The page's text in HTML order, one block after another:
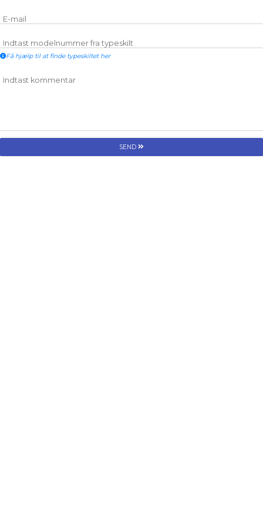
E-mail
Indtast modelnummer fra typeskilt
Få hjælp til at finde typeskiltet her
Indtast kommentar
SEND